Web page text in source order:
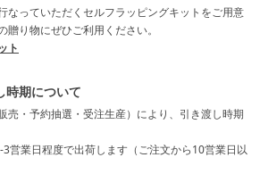
なっていただくセルフラッピングキットをご用意
贈り物にぜひご利用ください。
ト
時期について
売・予約抽選・受注生産）により、引き渡し時期
3営業日程度で出荷します（ご注文から10営業日以